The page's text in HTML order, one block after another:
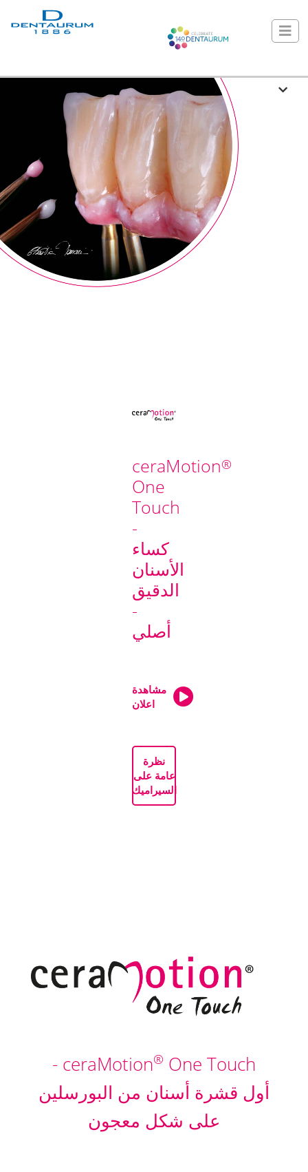
ceraMotion®
One
Touch
-
كساء
الأسنان
الدقيق
-
أصلي
مشاهدة
اعلان
نظرة
عامة على
السيراميك
ceraMotion® One Touch -
أول قشرة أسنان من البورسلين
على شكل معجون